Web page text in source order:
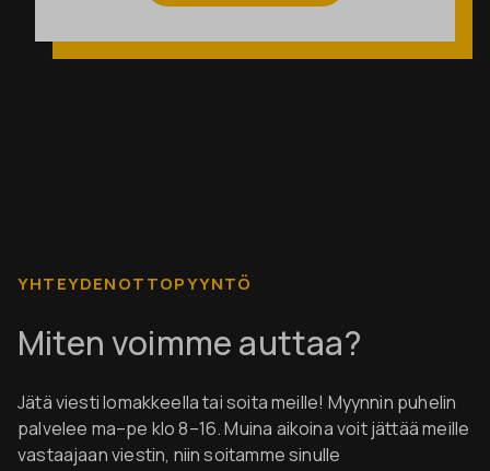
YHTEYDENOTTOPYYNTÖ
Miten voimme auttaa?
Jätä viesti lomakkeella tai soita meille! Myynnin puhelin
palvelee ma–pe klo 8–16. Muina aikoina voit jättää meille
vastaajaan viestin, niin soitamme sinulle